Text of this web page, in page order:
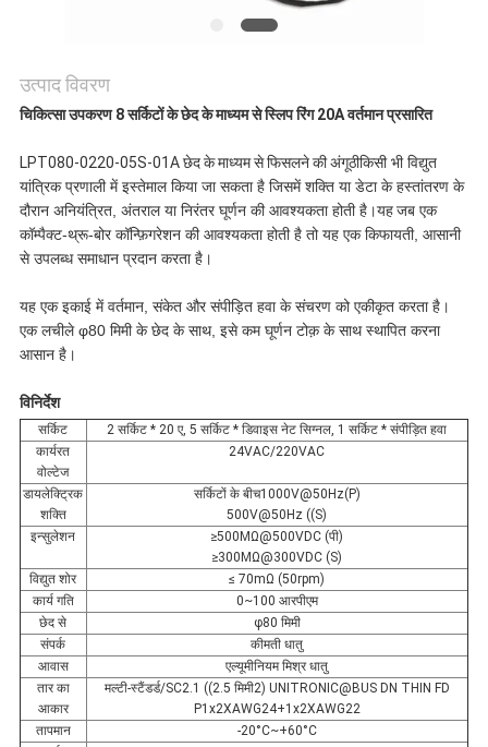
POLICY
उत्पाद विवरण
चिकित्सा उपकरण 8 सर्किटों के छेद के माध्यम से स्लिप रिंग 20A वर्तमान प्रसारित
LPT080-0220-05S-01A छेद के माध्यम से फिसलने की अंगूठीकिसी भी विद्युत
यांत्रिक प्रणाली में इस्तेमाल किया जा सकता है जिसमें शक्ति या डेटा के हस्तांतरण के
दौरान अनियंत्रित, अंतराल या निरंतर घूर्णन की आवश्यकता होती है।यहजब एक
कॉम्पैक्ट-थ्रू-बोर कॉन्फ़िगरेशन की आवश्यकता होती है तो यह एक किफायती, आसानी
से उपलब्ध समाधान प्रदान करता है।
यह एक इकाई में वर्तमान, संकेत और संपीड़ित हवा के संचरण को एकीकृत करता है।
एक लचीले φ80 मिमी के छेद के साथ, इसे कम घूर्णन टोक़ के साथ स्थापित करना
आसान है।
विनिर्देश
सर्किट
2 सर्किट * 20 ए, 5 सर्किट * डिवाइस नेट सिग्नल, 1 सर्किट * संपीड़ित हवा
कार्यरत
वोल्टेज
24VAC/220VAC
डायलेक्ट्रिक
शक्ति
सर्किटों के बीच1000V@50Hz(P)
500V@50Hz ((S)
इन्सुलेशन
≥500MΩ@500VDC (पी)
≥300MΩ@300VDC (S)
विद्युत शोर
≤ 70mΩ (50rpm)
कार्य गति
0~100 आरपीएम
छेद से
φ80 मिमी
संपर्क
कीमती धातु
आवास
एल्यूमीनियम मिश्र धातु
तार का
आकार
मल्टी-स्टैंडर्ड/SC2.1 ((2.5 मिमी2) UNITRONIC@BUS DN THIN FD
P1x2XAWG24+1x2XAWG22
तापमान
-20°C~+60°C